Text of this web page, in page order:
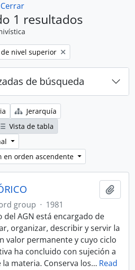
Cerrar
1 resultados
nivel superior
de búsqueda
Jerarquía
Vista de tabla
en orden ascendente
group · 1981
del AGN está encargado de
organizar, describir y servir la
valor permanente y cuyo ciclo
ha concluido con sujeción a
materia. Conserva los… Read